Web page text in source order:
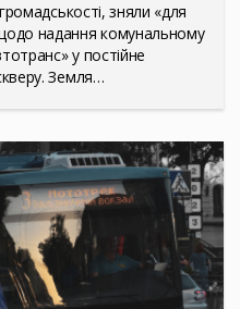
зняли «для
надання комунальному
у постійне
Земля…